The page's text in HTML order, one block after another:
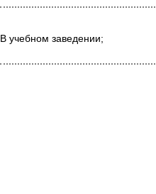
В учебном заведении;